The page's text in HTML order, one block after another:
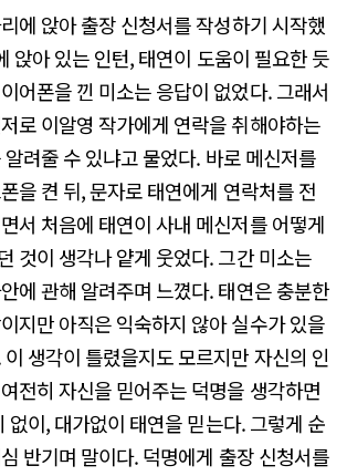
에 앉아 출장 신청서를 작성하기 시작했
앉아 있는 인턴, 태연이 도움이 필요한 듯
어폰을 낀 미소는 응답이 없었다. 그래서
로 이알영 작가에게 연락을 취해야하는
려줄 수 있냐고 물었다. 바로 메신저를
을 켠 뒤, 문자로 태연에게 연락처를 전
서 처음에 태연이 사내 메신저를 어떻게
것이 생각나 얕게 웃었다. 그간 미소는
에 관해 알려주며 느꼈다. 태연은 충분한
지만 아직은 익숙하지 않아 실수가 있을
생각이 틀렸을지도 모르지만 자신의 인
전히 자신을 믿어주는 덕명을 생각하면
없이, 대가없이 태연을 믿는다. 그렇게 순
반기며 말이다. 덕명에게 출장 신청서를